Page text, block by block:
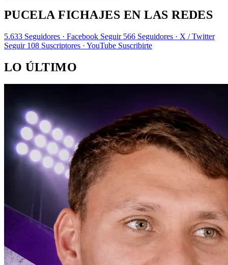
PUCELA FICHAJES EN LAS REDES
5.633 Seguidores · Facebook Seguir 566 Seguidores · X / Twitter
Seguir 108 Suscriptores · YouTube Suscribirte
LO ÚLTIMO